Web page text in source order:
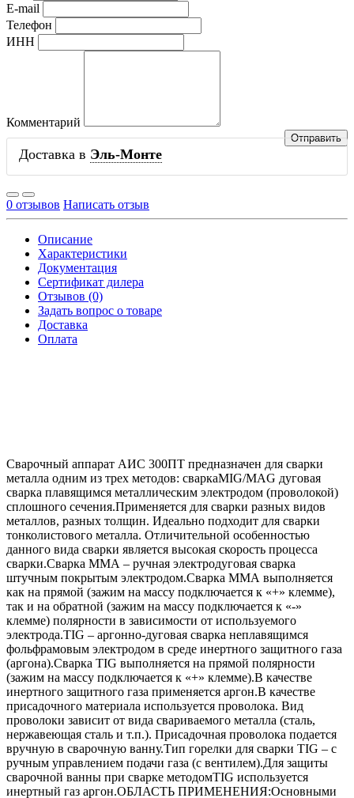
E-mail
Телефон
ИНН
Комментарий
Доставка в Эль-Монте
0 отзывов Написать отзыв
Описание
Характеристики
Документация
Сертификат дилера
Отзывов (0)
Задать вопрос о товаре
Доставка
Оплата
Сварочный аппарат АИС 300ПТ предназначен для сварки
металла одним из трех методов: сваркаMIG/MAG дуговая
сварка плавящимся металлическим электродом (проволокой)
сплошного сечения.Применяется для сварки разных видов
металлов, разных толщин. Идеально подходит для сварки
тонколистового металла. Отличительной особенностью
данного вида сварки является высокая скорость процесса
сварки.Сварка ММА – ручная электродуговая сварка
штучным покрытым электродом.Сварка ММА выполняется
как на прямой (зажим на массу подключается к «+» клемме),
так и на обратной (зажим на массу подключается к «-»
клемме) полярности в зависимости от используемого
электрода.TIG – аргонно-дуговая сварка неплавящимся
фольфрамовым электродом в среде инертного защитного газа
(аргона).Сварка TIG выполняется на прямой полярности
(зажим на массу подключается к «+» клемме).В качестве
инертного защитного газа применяется аргон.В качестве
присадочного материала используется проволока. Вид
проволоки зависит от вида свариваемого металла (сталь,
нержавеющая сталь и т.п.). Присадочная проволока подается
вручную в сварочную ванну.Тип горелки для сварки TIG – с
ручным управлением подачи газа (с вентилем).Для защиты
сварочной ванны при сварке методомТIG используется
инертный газ аргон.ОБЛАСТЬ ПРИМЕНЕНИЯ:Основными